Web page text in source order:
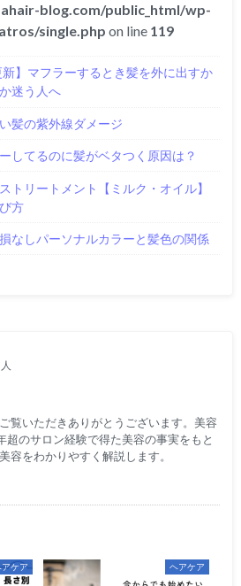
blog.com/public_html/wp-
single.php on line 119
新】マフラーするとき髪を外に出すか
迷う人へ
髪の紫外線ダメージ
してるのに髪がベタつく原因は？
トリートメント【ミルク・オイル】
方
なしパーソナルカラーと髪色の関係
覧いただきありがとうございます。美容
超のサロン経験で得た美容の事実をもと
容をわかりやすく解説します。
アケア ヘアケア